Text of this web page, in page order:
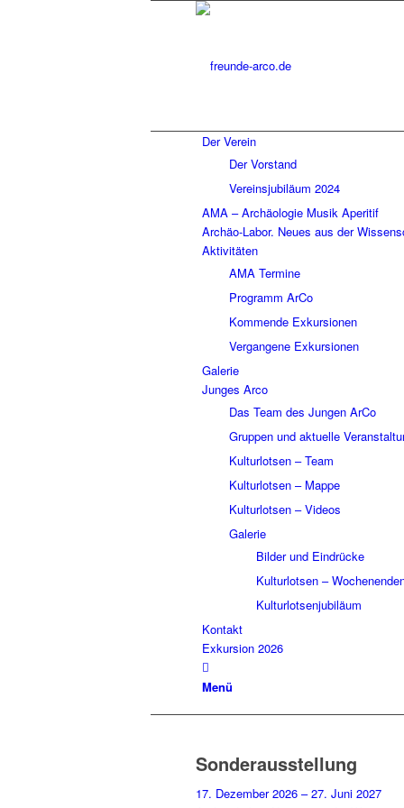
Der Verein
Der Vorstand
Vereinsjubiläum 2024
AMA – Archäologie Musik Aperitif
Archäo-Labor. Neues aus der
Aktivitäten
AMA Termine
Programm ArCo
Kommende Exkursionen
Vergangene Exkursionen
Galerie
Junges Arco
Das Team des Jungen ArCo
Gruppen und aktuelle
Kulturlotsen – Team
Kulturlotsen – Mappe
Kulturlotsen – Videos
Galerie
Bilder und Eindrücke
Kulturlotsen –
Kulturlotsenjubiläum
Kontakt
Exkursion 2026
Menü
Sonderausstellung
17. Dezember 2026 – 27. Juni 2027